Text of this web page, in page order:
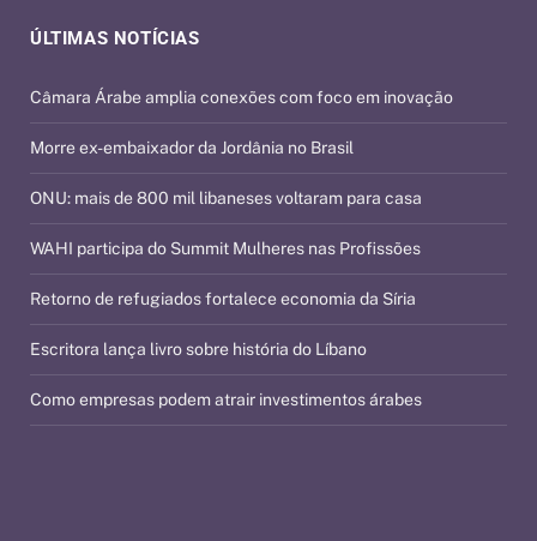
ÚLTIMAS NOTÍCIAS
Câmara Árabe amplia conexões com foco em inovação
Morre ex-embaixador da Jordânia no Brasil
ONU: mais de 800 mil libaneses voltaram para casa
WAHI participa do Summit Mulheres nas Profissões
Retorno de refugiados fortalece economia da Síria
Escritora lança livro sobre história do Líbano
Como empresas podem atrair investimentos árabes